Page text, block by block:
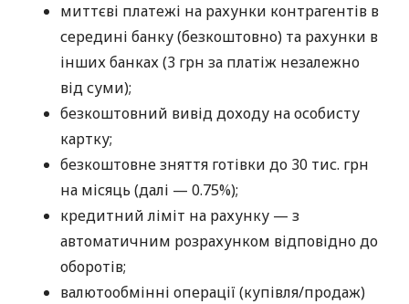
миттєві платежі на рахунки контрагентів в
середині банку (безкоштовно) та рахунки в
інших банках (3 грн за платіж незалежно
від суми);
безкоштовний вивід доходу на особисту
картку;
безкоштовне зняття готівки до 30 тис. грн
на місяць (далі — 0.75%);
кредитний ліміт на рахунку — з
автоматичним розрахунком відповідно до
оборотів;
валютообмінні операції (купівля/продаж)